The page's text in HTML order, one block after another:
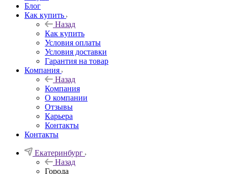
Блог
Как купить
Назад
Как купить
Условия оплаты
Условия доставки
Гарантия на товар
Компания
Назад
Компания
О компании
Отзывы
Карьера
Контакты
Контакты
Екатеринбург
Назад
Города